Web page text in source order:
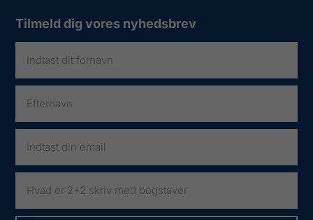
Tilmeld dig vores nyhedsbrev